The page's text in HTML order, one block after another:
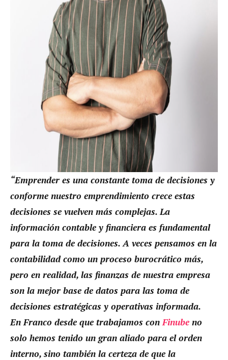
“Emprender es una constante toma de decisiones y
conforme nuestro emprendimiento crece estas
decisiones se vuelven más complejas. La
información contable y financiera es fundamental
para la toma de decisiones. A veces pensamos en la
contabilidad como un proceso burocrático más,
pero en realidad, las finanzas de nuestra empresa
son la mejor base de datos para las toma de
decisiones estratégicas y operativas informada.
En Franco desde que trabajamos con Finube no
solo hemos tenido un gran aliado para el orden
interno, sino también la certeza de que la